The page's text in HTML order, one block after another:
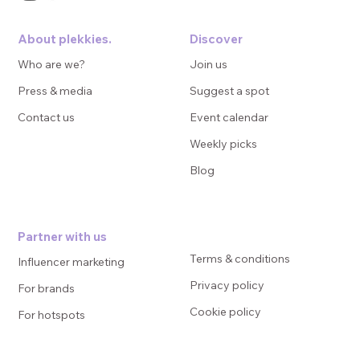
About plekkies.
Who are we?
Press & media
Contact us
Discover
Suggest a spot
Join us
Event calendar
Weekly picks
Blog
Partner with us
Influencer marketing
For brands
For hotspots
Terms & conditions
Privacy policy
Cookie policy